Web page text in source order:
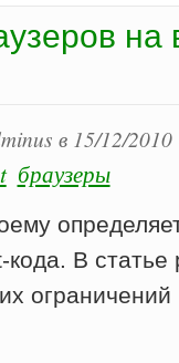
на
в 15/12/
браузеры
В статье